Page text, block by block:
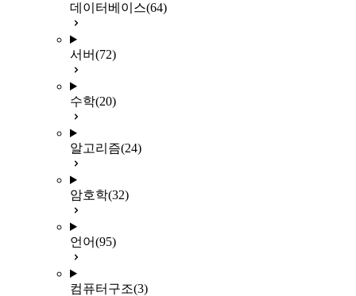
데이터베이스(64)
서버(72)
수학(20)
알고리즘(24)
암호학(32)
언어(95)
컴퓨터구조(3)